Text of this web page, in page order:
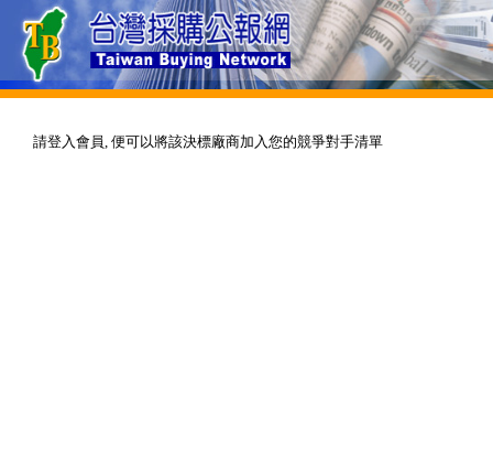
請登入會員, 便可以將該決標廠商加入您的競爭對手清單